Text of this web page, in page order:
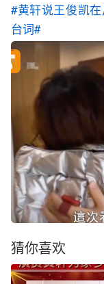
#黄轩说王俊凯
台词#
猜你喜欢